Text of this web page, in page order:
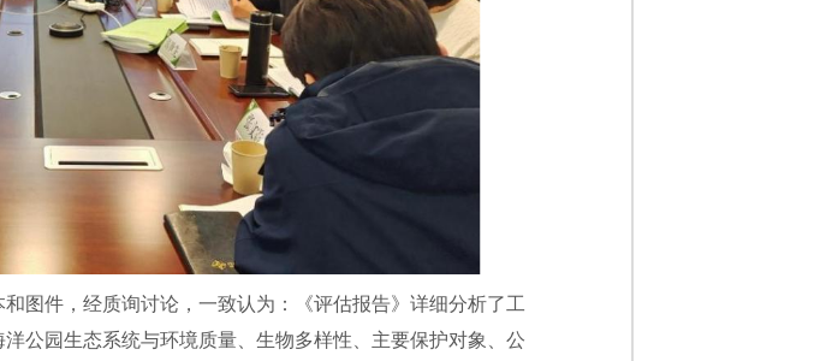
图件，经质询讨论，一致认为：《评估报告》详细分析了工
公园生态系统与环境质量、生物多样性、主要保护对象、公